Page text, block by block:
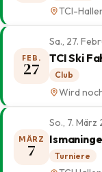
TCI-
FEB.
27
Sa., 27.
TCI Ski
Club
Wird
MÄRZ
7
So., 7.
Turniere